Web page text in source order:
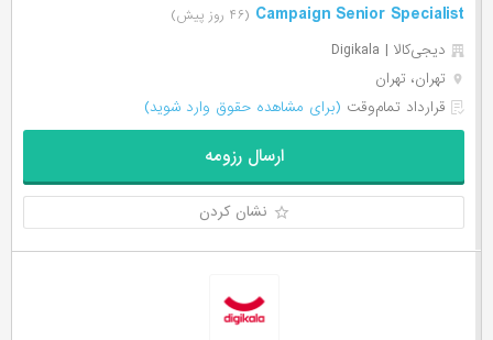
Campaign Senior Specialist (۴۶ روز پیش)
دیجی‌‌کالا | Digikala
تهران، تهران
قرارداد تمام‌وقت (برای مشاهده حقوق وارد شوید)
ارسال رزومه
نشان کردن